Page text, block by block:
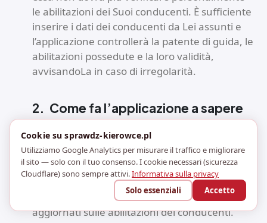
le abilitazioni dei Suoi conducenti. È sufficiente
inserire i dati dei conducenti da Lei assunti e
l’applicazione controllerà la patente di guida, le
abilitazioni possedute e la loro validità,
avvisandoLa in caso di irregolarità.
2. Come fa l’applicazione a sapere
che un conducente ha la patente di
guida e le abilitazioni adeguate?
L’applicazione sprawdz-kierowce.pl utilizza i
servizi ufficiali del Ministero polacco della
Digitalizzazione - CEPiK per ottenere dati
aggiornati sulle abilitazioni dei conducenti.
Cookie su sprawdz-kierowce.pl
Utilizziamo Google Analytics per misurare il traffico e migliorare
il sito — solo con il tuo consenso. I cookie necessari (sicurezza
Cloudflare) sono sempre attivi.Informativa sulla privacy
Solo essenziali
Accetto